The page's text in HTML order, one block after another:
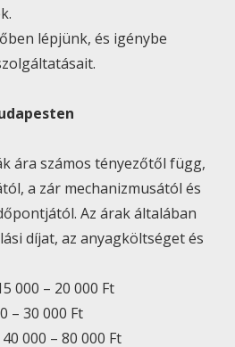
lépjünk, és igénybe
ára számos tényezőtől függ,
a zár mechanizmusától és
Az árak általában
díjat, az anyagköltséget és
000 – 20 000 Ft
– 30 000 Ft
000 – 80 000 Ft